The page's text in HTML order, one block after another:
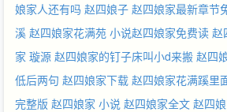
娘家人还有吗 赵四娘子 赵四娘家最新章节
溪 赵四娘家花满苑 小说赵四娘家免费读 赵
家 璇源 赵四娘家的钉子床叫小d来搬 赵四
低后两句 赵四娘家下载 赵四娘家花满蹊里
完整版 赵四娘家 小说 赵四娘家全文 赵四